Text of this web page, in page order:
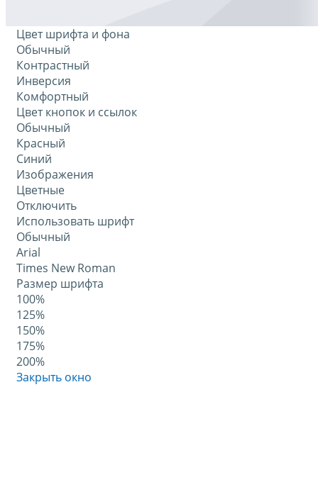
Цвет шрифта и фона
Обычный
Контрастный
Инверсия
Комфортный
Цвет кнопок и ссылок
Обычный
Красный
Синий
Изображения
Цветные
Отключить
Использовать шрифт
Обычный
Arial
Times New Roman
Размер шрифта
100%
125%
150%
175%
200%
Закрыть окно